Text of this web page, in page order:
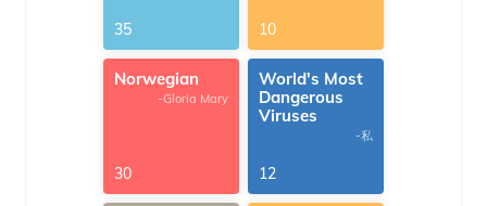
35 10
Norwegian
-Gloria Mary
30
World's Most
Dangerous
Viruses
-私
12